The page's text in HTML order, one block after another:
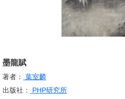
墨龍賦
著者：
葉室麟
出版社：
PHP研究所